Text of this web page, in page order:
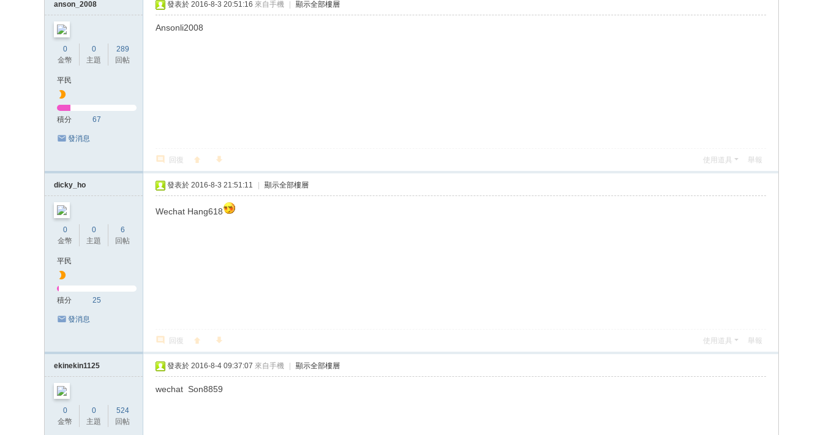
anson_2008
0
金幣
0
主題
289
回帖
平民
積分 67
發消息
發表於 2016-8-3 20:51:16 來自手機 顯示全部樓層
Ansonli2008
回復 使用道具 舉報
dicky_ho
0
金幣
0
主題
6
回帖
平民
積分 25
發消息
發表於 2016-8-3 21:51:11 顯示全部樓層
Wechat Hang618
回復 使用道具 舉報
ekinekin1125
0
金幣
0
主題
524
回帖
發表於 2016-8-4 09:37:07 來自手機 顯示全部樓層
wechat Son8859